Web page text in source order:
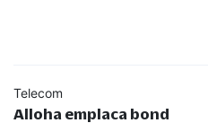
Telecom
Alloha emplaca bond